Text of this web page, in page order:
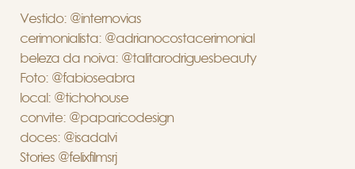
Vestido: @internovias
cerimonialista: @adrianocostacerimonial
beleza da noiva: @talitarodriguesbeauty
Foto: @fabioseabra
local: @tichohouse
convite: @paparicodesign
doces: @isadalvi
Stories @felixfilmsrj